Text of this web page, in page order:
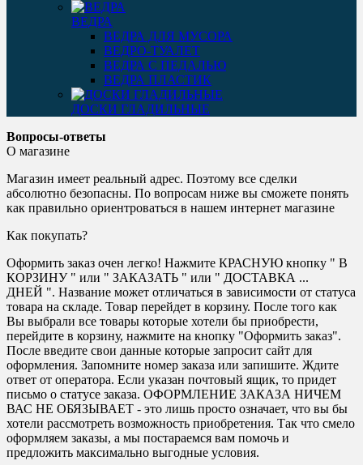
ВЕДРА
ВЕДРА ДЛЯ МУСОРА
ВЕДРО-ТУАЛЕТ
ВЕДРА С ПЕДАЛЬЮ
ВЕДРА ПЛАСТИК
ДОСКИ ГЛАДИЛЬНЫЕ
Вопросы-ответы
О магазине
Магазин имеет реальный адрес. Поэтому все сделки
абсолютно безопасны. По вопросам ниже вы сможете понять
как правильно ориентроваться в нашем интернет магазине
Как покупать?
Оформить заказ очен легко! Нажмите КРАСНУЮ кнопку " В
КОРЗИНУ " или " ЗАКАЗАТЬ " или " ДОСТАВКА ...
ДНЕЙ ". Название может отличаться в зависимости от статуса
товара на складе. Товар перейдет в корзину. После того как
Вы выбрали все товары которые хотели бы приобрести,
перейдите в корзину, нажмите на кнопку "Оформить заказ".
После введите свои данные которые запросит сайт для
оформления. Запомните номер заказа или запишите. Ждите
ответ от оператора. Если указан почтовый ящик, то придет
письмо о статусе заказа. ОФОРМЛЕНИЕ ЗАКАЗА НИЧЕМ
ВАС НЕ ОБЯЗЫВАЕТ - это лишь просто означает, что вы бы
хотели рассмотреть возможность приобретения. Так что смело
оформляем заказы, а мы постараемся вам помочь и
предложить максимально выгодные условия.